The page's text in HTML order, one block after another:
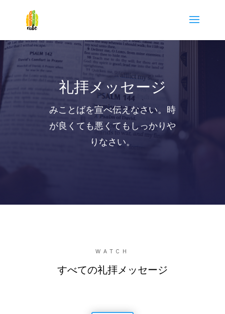
礼拝メッセージ
みことばを宣べ伝えなさい。時
が良くても悪くてもしっかりや
りなさい。
WATCH
すべての礼拝メッセージ